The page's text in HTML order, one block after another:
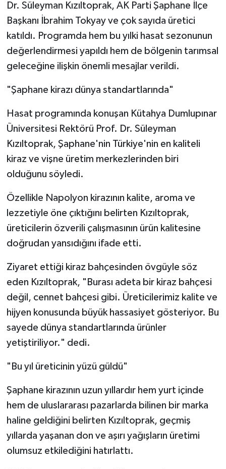
Dr. Süleyman Kızıltoprak, AK Parti Şaphane İlçe
Başkanı İbrahim Tokyay ve çok sayıda üretici
katıldı. Programda hem bu yılki hasat sezonunun
değerlendirmesi yapıldı hem de bölgenin tarımsal
geleceğine ilişkin önemli mesajlar verildi.
"Şaphane kirazı dünya standartlarında"
Hasat programında konuşan Kütahya Dumlupınar
Üniversitesi Rektörü Prof. Dr. Süleyman
Kızıltoprak, Şaphane'nin Türkiye'nin en kaliteli
kiraz ve vişne üretim merkezlerinden biri
olduğunu söyledi.
Özellikle Napolyon kirazının kalite, aroma ve
lezzetiyle öne çıktığını belirten Kızıltoprak,
üreticilerin özverili çalışmasının ürün kalitesine
doğrudan yansıdığını ifade etti.
Ziyaret ettiği kiraz bahçesinden övgüyle söz
eden Kızıltoprak, "Burası adeta bir kiraz bahçesi
değil, cennet bahçesi gibi. Üreticilerimiz kalite ve
hijyen konusunda büyük hassasiyet gösteriyor. Bu
sayede dünya standartlarında ürünler
yetiştiriliyor." dedi.
"Bu yıl üreticinin yüzü güldü"
Şaphane kirazının uzun yıllardır hem yurt içinde
hem de uluslararası pazarlarda bilinen bir marka
haline geldiğini belirten Kızıltoprak, geçmiş
yıllarda yaşanan don ve aşırı yağışların üretimi
olumsuz etkilediğini hatırlattı.